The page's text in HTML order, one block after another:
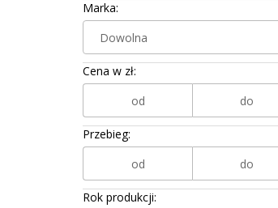
Marka:
Dowolna
Cena w zł:
Przebieg:
Rok produkcji: